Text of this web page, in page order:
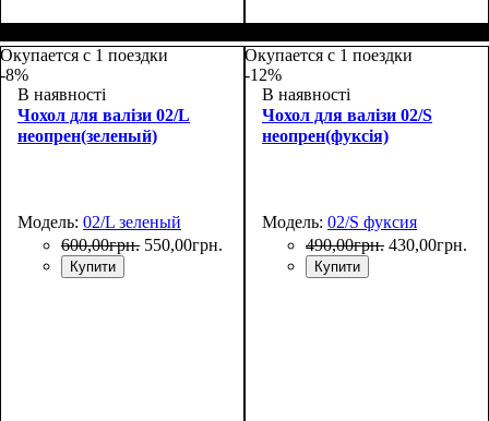
Окупается с 1 поездки
-8%
В наявності
Чохол для валізи 02/L
неопрен(зеленый)
Модель: 02/L зеленый
600,00грн. 550,00грн.
Купити
Окупается с 1 поездки
-12%
В наявності
Чохол для валізи 02/S
неопрен(фуксія)
Модель: 02/S фуксия
490,00грн. 430,00грн.
Купити